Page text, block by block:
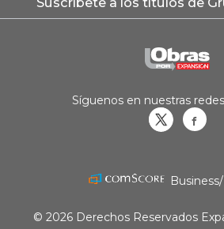
Síguenos en nuestras
© 2026 Derechos Reservados